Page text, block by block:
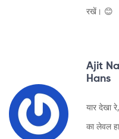
रखें। 😊
Ajit
Hans
यार देखा
का लेवल